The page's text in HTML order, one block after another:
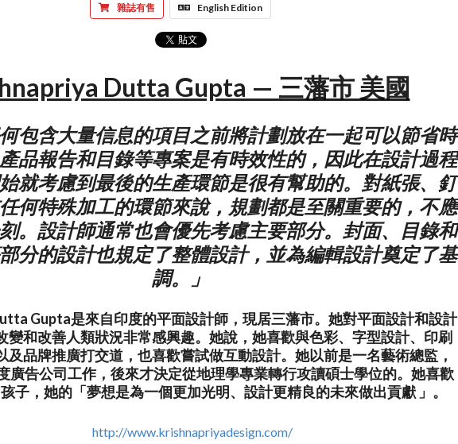
雜誌有售 English Edition
Dutta Gupta — 三藩市 美國
何包含大量信息的項目之前將計劃放在一起可以節省時
品報告和目錄等專案是有時效性的，因此在設計過程
就考慮到最後的生產環節是很有幫助的。對紙張、釘
何特殊加工的環節來說，規劃都是至關重要的，不應
。設計師通常也會優先考慮主要部分。封面、目錄和
分的設計也規定了整體設計，並為編輯設計奠定了基
調。」
Gupta是來自印度的平面設計師，現居三藩市。她對平面設計和設計
變和改善人類狀況非常感興趣。她說，她喜歡與色彩、字型設計、印刷
及品牌推廣打交道，也喜歡嘗試做互動設計。她以前是一名藝術總監，
廣告公司工作，後來才決定從地理學專業轉行攻讀碩士學位的。她喜歡
子，她的「夢想是為一個更加光明、設計更精良的未來做出貢獻 」。
http://www.krishnapriyadesign.com/